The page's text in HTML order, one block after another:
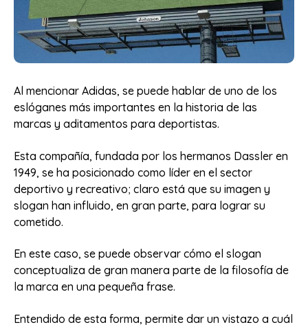
Al mencionar Adidas, se puede hablar de uno de los
eslóganes más importantes en la historia de las
marcas y aditamentos para deportistas.
Esta compañía, fundada por los hermanos Dassler en
1949, se ha posicionado como líder en el sector
deportivo y recreativo; claro está que su imagen y
slogan han influido, en gran parte, para lograr su
cometido.
En este caso, se puede observar cómo el slogan
conceptualiza de gran manera parte de la filosofía de
la marca en una pequeña frase.
Entendido de esta forma, permite dar un vistazo a cuál